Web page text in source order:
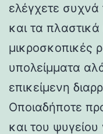
ελέγχετε
και τα
μικροσκοπικές
υπολείμματα
επικείμενη
Οποιαδήποτε
και του